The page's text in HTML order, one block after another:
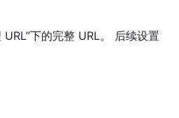
下的完整 URL。 后续设置